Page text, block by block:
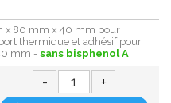
x 80 mm x 40 mm pour
thermique et adhésif pour
mm - sans bisphenol A
- +